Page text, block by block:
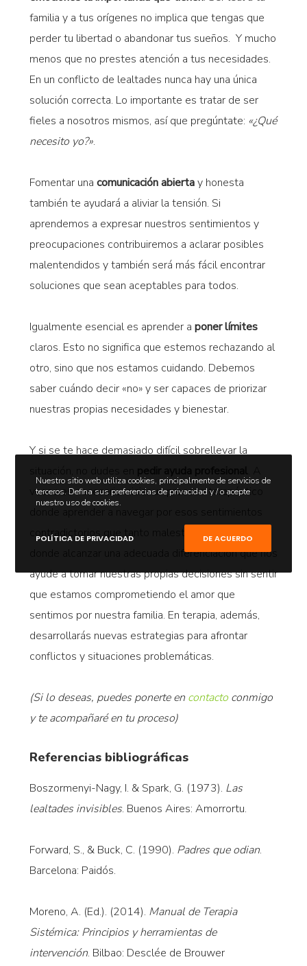
familia y a tus orígenes no implica que tengas que
perder tu libertad o abandonar tus sueños. Y mucho
menos que no prestes atención a tus necesidades.
En un conflicto de lealtades nunca hay una única
solución correcta. Lo importante es tratar de ser
fieles a nosotros mismos, así que pregúntate: «¿Qué
necesito yo?».
Fomentar una comunicación abiertay honesta
también te ayudará a aliviar la tensión. Si
aprendemos a expresar nuestros sentimientos y
preocupaciones contribuiremos a aclarar posibles
malentendidos y también será más fácil encontrar
soluciones que sean aceptables para todos.
Igualmente esencial es aprender a poner límites
claros. Esto no significa que estemos rechazando al
otro, sino que nos estamos cuidando. Debemos
saber cuándo decir «no» y ser capaces de priorizar
nuestras propias necesidades y bienestar.
Y si se te hace demasiado difícil sobrellevar la
veces es necesario iniciar un proceso terapéutico
contradictorios que tanto malestar provocan y
donde alcanzar una adecuada diferenciación que nos
ayude a tomar nuestras propias decisiones sin sentir
que estamos comprometiendo el amor que
sentimos por nuestra familia. En terapia, además,
desarrollarás nuevas estrategias para afrontar
conflictos y situaciones problemáticas.
(Si lo deseas, puedes ponerte en contactoconmigo
y te acompañaré en tu proceso)
Referencias bibliográficas
Boszormenyi-Nagy, I. & Spark, G. (1973). Las
lealtades invisibles. Buenos Aires: Amorrortu.
Forward, S., & Buck, C. (1990). Padres que odian.
Barcelona: Paidós.
Moreno, A. (Ed.). (2014). Manual de Terapia
Sistémica: Principios y herramientas de
intervención. Bilbao: Desclée de Brouwer
Nuestro sitio web utiliza cookies, principalmente de servicios de
terceros. Defina sus preferencias de privacidad y / o acepte
nuestro uso de cookies.
POLÍTICA DE PRIVACIDAD DE ACUERDO